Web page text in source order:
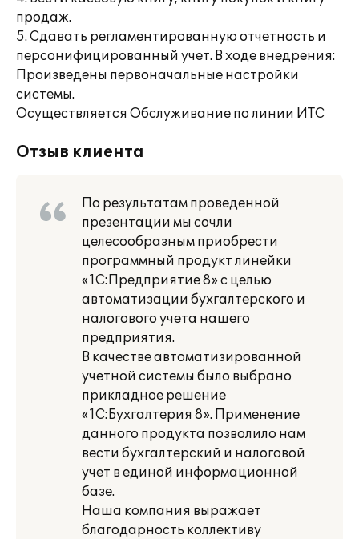
продаж.
5. Сдавать регламентированную отчетность и
персонифицированный учет. В ходе внедрения:
Произведены первоначальные настройки
системы.
Осуществляется Обслуживание по линии ИТС
Отзыв клиента
По результатам проведенной
презентации мы сочли
целесообразным приобрести
программный продукт линейки
«1С:Предприятие 8» с целью
автоматизации бухгалтерского и
налогового учета нашего
предприятия.
В качестве автоматизированной
учетной системы было выбрано
прикладное решение
«1С:Бухгалтерия 8». Применение
данного продукта позволило нам
вести бухгалтерский и налоговой
учет в единой информационной
базе.
Наша компания выражает
благодарность коллективу